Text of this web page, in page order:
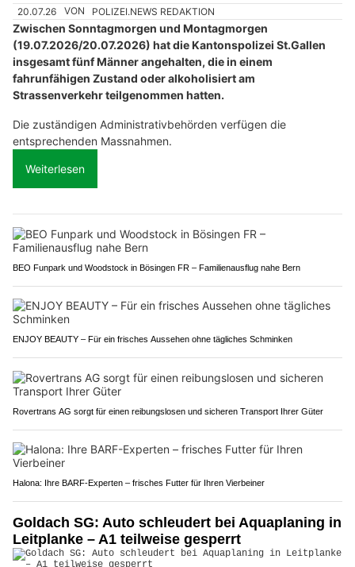
20.07.26 VON POLIZEI.NEWS REDAKTION
Zwischen Sonntagmorgen und Montagmorgen
(19.07.2026/20.07.2026) hat die Kantonspolizei St.Gallen
insgesamt fünf Männer angehalten, die in einem
fahrunfähigen Zustand oder alkoholisiert am
Strassenverkehr teilgenommen hatten.
Die zuständigen Administrativbehörden verfügen die
entsprechenden Massnahmen.
Weiterlesen
BEO Funpark und Woodstock in Bösingen FR – Familienausflug nahe Bern
ENJOY BEAUTY – Für ein frisches Aussehen ohne tägliches Schminken
Rovertrans AG sorgt für einen reibungslosen und sicheren Transport Ihrer Güter
Halona: Ihre BARF-Experten – frisches Futter für Ihren Vierbeiner
Goldach SG: Auto schleudert bei Aquaplaning in
Leitplanke – A1 teilweise gesperrt